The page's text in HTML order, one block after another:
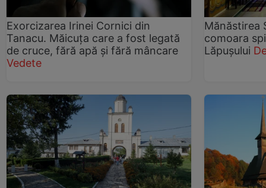
Exorcizarea Irinei Cornici din
Tanacu. Măicuţa care a fost legată
de cruce, fără apă şi fără mâncare
Vedete
Mănăstirea
comoara
Lăpuşului